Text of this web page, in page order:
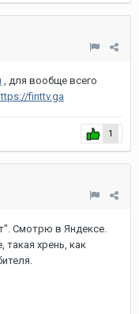
, для вообще всего
finttv.ga
1
Смотрю в Яндексе.
такая хрень, как